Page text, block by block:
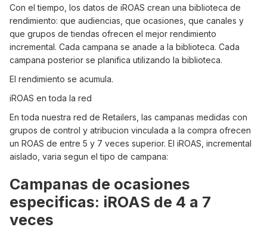
Con el tiempo, los datos de iROAS crean una biblioteca de
rendimiento: que audiencias, que ocasiones, que canales y
que grupos de tiendas ofrecen el mejor rendimiento
incremental. Cada campana se anade a la biblioteca. Cada
campana posterior se planifica utilizando la biblioteca.
El rendimiento se acumula.
iROAS en toda la red
En toda nuestra red de Retailers, las campanas medidas con
grupos de control y atribucion vinculada a la compra ofrecen
un ROAS de entre 5 y 7 veces superior. El iROAS, incremental
aislado, varia segun el tipo de campana:
Campanas de ocasiones
especificas: iROAS de 4 a 7
veces